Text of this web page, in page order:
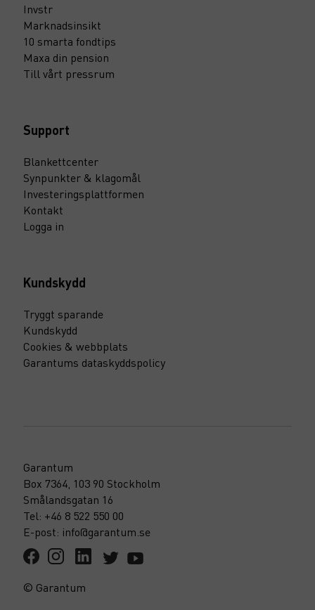
Invstr
Marknadsinsikt
10 smarta fondtips
Maxa din pension
Till vårt pressrum
Support
Blankettcenter
Synpunkter & klagomål
Investeringsplattformen
Kontakt
Logga in
Kundskydd
Tryggt sparande
Kundskydd
Cookies & webbplats
Garantums dataskyddspolicy
Garantum
Box 7364, 103 90 Stockholm
Smålandsgatan 16
Tel: +46 8 522 550 00
E-post: info@garantum.se
© Garantum